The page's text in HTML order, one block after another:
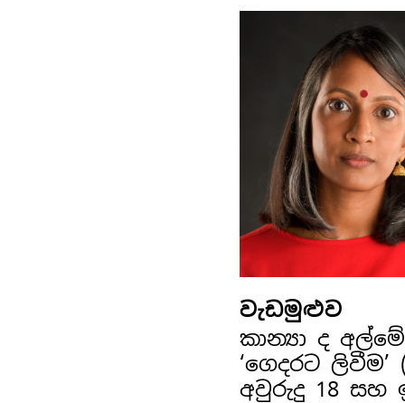
වැඩමුළුව
කාන්‍යා ද
‘ගෙදරට ලිවීම’
අවුරුදු 18 සහ